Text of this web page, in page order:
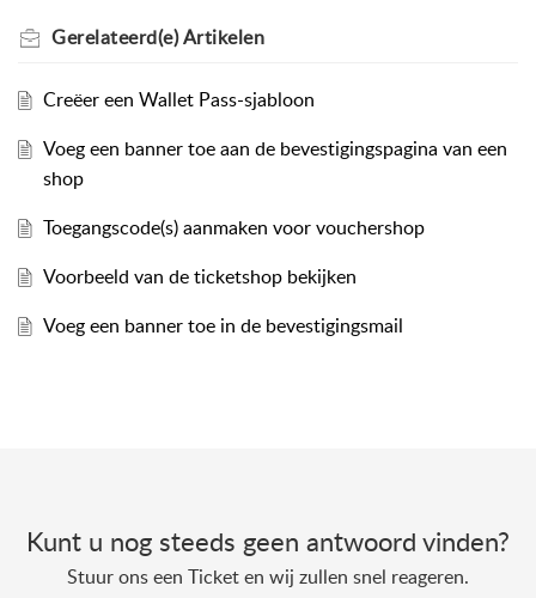
Gerelateerd(e)Artikelen
Creëer een Wallet Pass-sjabloon
Voeg een banner toe aan de bevestigingspagina van een
shop
Toegangscode(s) aanmaken voor vouchershop
Voorbeeld van de ticketshop bekijken
Voeg een banner toe in de bevestigingsmail
Kunt u nog steeds geen antwoord vinden?
Stuur ons een Ticket en wij zullen snel reageren.